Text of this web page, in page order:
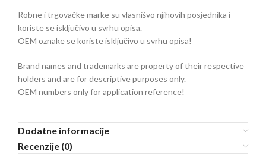
Robne i trgovačke marke su vlasnišvo njihovih posjednika i
koriste se isključivo u svrhu opisa.
OEM oznake se koriste isključivo u svrhu opisa!
Brand names and trademarks are property of their respective
holders and are for descriptive purposes only.
OEM numbers only for application reference!
Dodatne informacije
Recenzije (0)